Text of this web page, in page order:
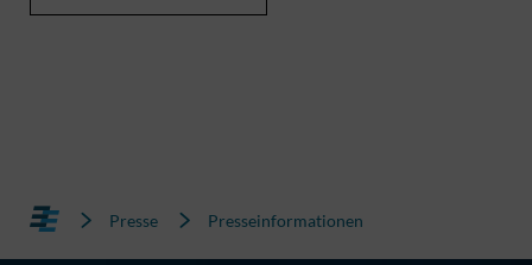
Presse Presseinformationen